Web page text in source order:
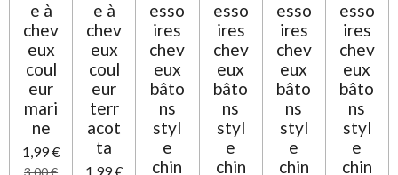
e à
chev
eux
coul
eur
mari
ne
1,99 €
e à
chev
eux
coul
eur
terr
acot
ta
1,99 €
esso
ires
chev
eux
bâto
ns
styl
e
chin
esso
ires
chev
eux
bâto
ns
styl
e
chin
esso
ires
chev
eux
bâto
ns
styl
e
chin
esso
ires
chev
eux
bâto
ns
styl
e
chin